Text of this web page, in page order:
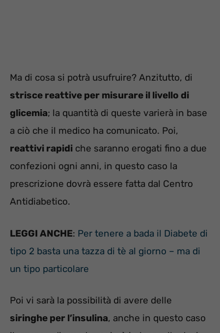
Ma di cosa si potrà usufruire? Anzitutto, di
strisce reattive per misurare il livello di
glicemia; la quantità di queste varierà in base
a ciò che il medico ha comunicato. Poi,
reattivi rapidi che saranno erogati fino a due
confezioni ogni anni, in questo caso la
prescrizione dovrà essere fatta dal Centro
Antidiabetico.
LEGGI ANCHE: Per tenere a bada il Diabete di
tipo 2 basta una tazza di tè al giorno – ma di
un tipo particolare
Poi vi sarà la possibilità di avere delle
siringhe per l’insulina, anche in questo caso